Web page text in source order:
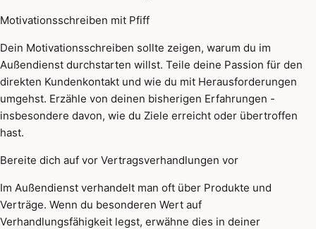
Motivationsschreiben mit Pfiff
Dein Motivationsschreiben sollte zeigen, warum du im
Außendienst durchstarten willst. Teile deine Passion für den
direkten Kundenkontakt und wie du mit Herausforderungen
umgehst. Erzähle von deinen bisherigen Erfahrungen -
insbesondere davon, wie du Ziele erreicht oder übertroffen
hast.
Bereite dich auf vor Vertragsverhandlungen vor
Im Außendienst verhandelt man oft über Produkte und
Verträge. Wenn du besonderen Wert auf
Verhandlungsfähigkeit legst, erwähne dies in deiner